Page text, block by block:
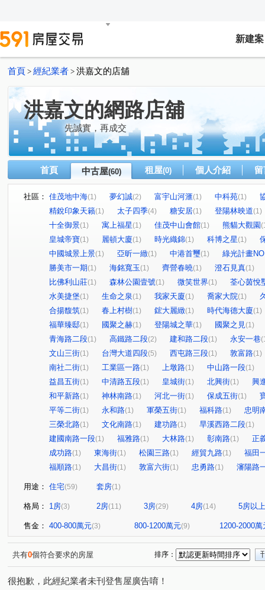
新建案
首頁 > 經紀業者 > 洪嘉文的店舖
洪嘉文的網路店舖
先誠實，再成交
首頁 中古屋(60) 租屋(0) 個人介紹
社區： 佳茂地中海(1) 夢幻誠(2) 富宇山河滙(1) 中科苑(1)
精銳印象天籟(1) 太子四季(4) 糖安居(1) 登陽林映道(1)
十全御景(1) 寓上福星(1) 佳茂中山會館(1) 熊貓大觀園
皇城帝寶(1) 麗頓大廈(1) 時光織錦(1) 科博之星(1)
中國城景上景(1) 亞昕一緻(1) 中港首璽(1)
綠光計畫
勝美市一期(1) 海銘寬玉(1) 齊營春曉(1) 澄石見真(1)
比佛利山莊(1) 森林公園壹號(1) 微笑世界(1)
荃心茵悅
水美捷堡(1) 生命之泉(1) 我家天廈(1) 喬家大院(1)
合揚馥筑(1) 春上村樹(1) 鋐大麗緻(1) 時代海德大廈(1)
福華臻邸(1) 國聚之赫(1) 登陽城之華(1) 國聚之見(1)
青海路二段(1) 高鐵路二段(2) 建和路二段(1) 永安一巷
文山三街(1) 台灣大道四段(5) 西屯路三段(1) 敦富路(1)
南社二街(1) 工業區一路(1) 上墩路(1) 中山路一段(1)
益昌五街(1) 中清路五段(1) 皇城街(1) 北興街(1)
興
和平新路(1) 神林南路(1) 河北一街(1) 保成五街(1)
平等二街(1) 永和路(1) 軍榮五街(1) 福科路(1)
忠明
三榮北路(1) 文化南路(1) 建功路(1) 旱溪西路二段(1)
建國南路一段(1) 福雅路(1) 大林路(1) 彰南路(1)
正
成功路(1) 東海街(1) 松園三路(1) 經貿九路(1)
福田
福順路(1) 大昌街(1) 敦富六街(1) 忠勇路(1) 瀋陽路
用途： 住宅(59) 套房(1)
格局： 1房(3) 2房(11) 3房(29) 4房(14) 5房以上
售金： 400-800萬元(3) 800-1200萬元(9) 1200-2000萬
共有0個符合要求的房屋 排序：
很抱歉，此經紀業者未刊登售屋廣告唷！